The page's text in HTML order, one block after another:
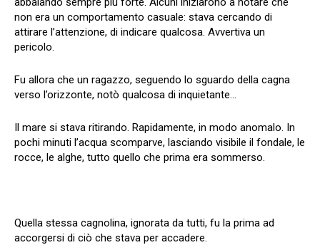
non era un comportamento casuale: stava cercando di
attirare l’attenzione, di indicare qualcosa. Avvertiva un
pericolo.
Fu allora che un ragazzo, seguendo lo sguardo della cagna
verso l’orizzonte, notò qualcosa di inquietante…
Il mare si stava ritirando. Rapidamente, in modo anomalo. In
pochi minuti l’acqua scomparve, lasciando visibile il fondale, le
rocce, le alghe, tutto quello che prima era sommerso.
Quella stessa cagnolina, ignorata da tutti, fu la prima ad
accorgersi di ciò che stava per accadere.